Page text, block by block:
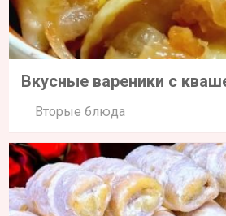
Вкусные вареники с
Вторые блюда